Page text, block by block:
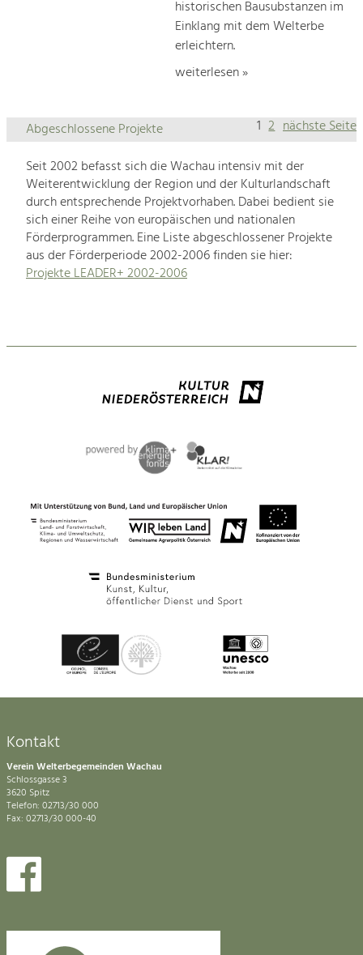
historischen Bausubstanzen im
Einklang mit dem Welterbe
erleichtern.
weiterlesen »
1 2 nächste Seite
Abgeschlossene Projekte
Seit 2002 befasst sich die Wachau intensiv mit der
Weiterentwicklung der Region und der Kulturlandschaft
durch entsprechende Projektvorhaben. Dabei bedient sie
sich einer Reihe von europäischen und nationalen
Förderprogrammen. Eine Liste abgeschlossener Projekte
aus der Förderperiode 2002-2006 finden sie hier:
Projekte LEADER+ 2002-2006
Kontakt
Verein Welterbegemeinden Wachau
Schlossgasse 3
3620 Spitz
Telefon: 02713/30 000
Fax: 02713/30 000-40